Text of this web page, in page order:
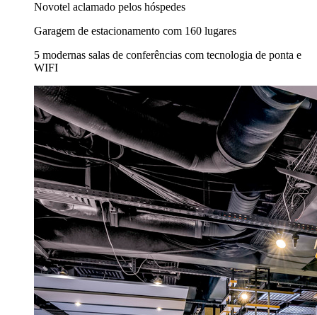
Novotel aclamado pelos hóspedes
Garagem de estacionamento com 160 lugares
5 modernas salas de conferências com tecnologia de ponta e
WIFI